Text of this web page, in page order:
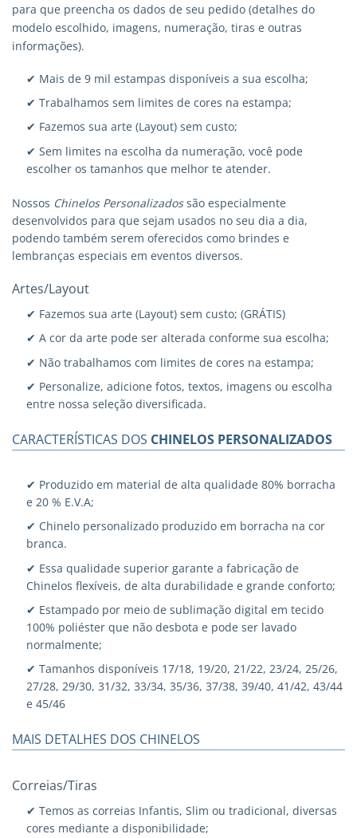
para que preencha os dados de seu pedido (detalhes do
modelo escolhido, imagens, numeração, tiras e outras
informações).
✔ Mais de 9 mil estampas disponíveis a sua escolha;
✔ Trabalhamos sem limites de cores na estampa;
✔ Fazemos sua arte (Layout) sem custo;
✔ Sem limites na escolha da numeração, você pode
escolher os tamanhos que melhor te atender.
Nossos Chinelos Personalizadossão especialmente
desenvolvidos para que sejam usados no seu dia a dia,
podendo também serem oferecidos como brindes e
lembranças especiais em eventos diversos.
Artes/Layout
✔ Fazemos sua arte (Layout) sem custo; (GRÁTIS)
✔ A cor da arte pode ser alterada conforme sua escolha;
✔ Não trabalhamos com limites de cores na estampa;
✔ Personalize, adicione fotos, textos, imagens ou escolha
entre nossa seleção diversificada.
CARACTERÍSTICAS DOS CHINELOS PERSONALIZADOS
✔ Produzido em material de alta qualidade 80% borracha
e 20 % E.V.A;
✔ Chinelo personalizado produzido em borracha na cor
branca.
✔ Essa qualidade superior garante a fabricação de
Chinelos flexíveis, de alta durabilidade e grande conforto;
✔ Estampado por meio de sublimação digital em tecido
100% poliéster que não desbota e pode ser lavado
normalmente;
✔ Tamanhos disponíveis 17/18, 19/20, 21/22, 23/24, 25/26,
27/28, 29/30, 31/32, 33/34, 35/36, 37/38, 39/40, 41/42, 43/44
e 45/46
MAIS DETALHES DOS CHINELOS
Correias/Tiras
✔ Temos as correias Infantis, Slim ou tradicional, diversas
cores mediante a disponibilidade;